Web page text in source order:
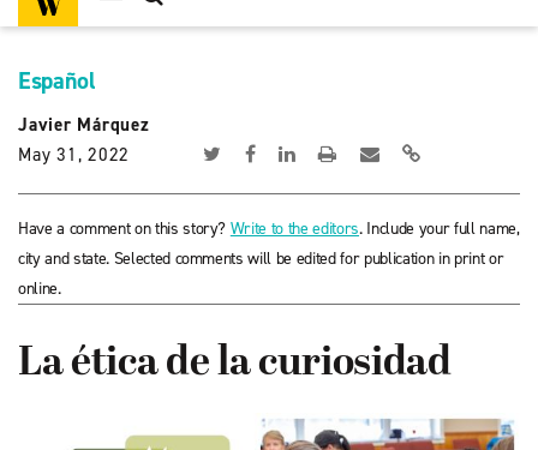
Español
Javier Márquez
May 31, 2022
Have a comment on this story? Write to the editors. Include your full name,
city and state. Selected comments will be edited for publication in print or
online.
La ética de la curiosidad